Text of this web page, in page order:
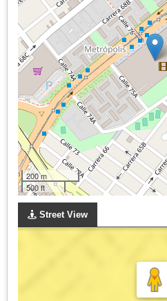
200 m
500 ft
Street View